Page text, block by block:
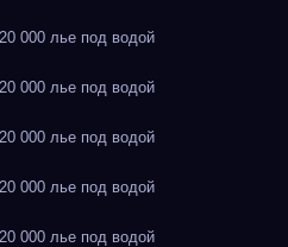
000 лье под водой
000 лье под водой
000 лье под водой
000 лье под водой
000 лье под водой